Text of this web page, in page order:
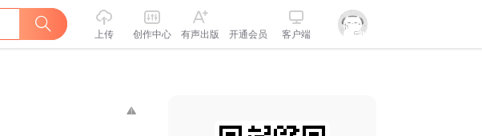
上传 创作中心 有声出版 开通会员 客户端